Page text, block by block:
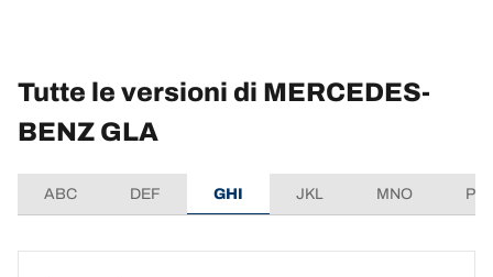
Tutte le versioni di MERCEDES-
BENZ GLA
ABC DEF GHI JKL MNO